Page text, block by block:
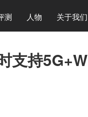
测 人物 关于我们
支持